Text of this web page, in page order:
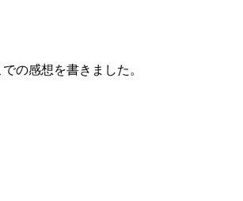
の感想を書きました。